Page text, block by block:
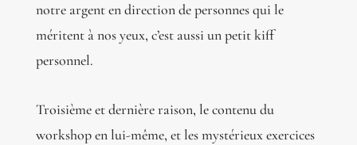
notre argent en direction de personnes qui le
méritent à nos yeux, c’est aussi un petit kiff
personnel.
Troisième et dernière raison, le contenu du
workshop en lui-même, et les mystérieux exercices